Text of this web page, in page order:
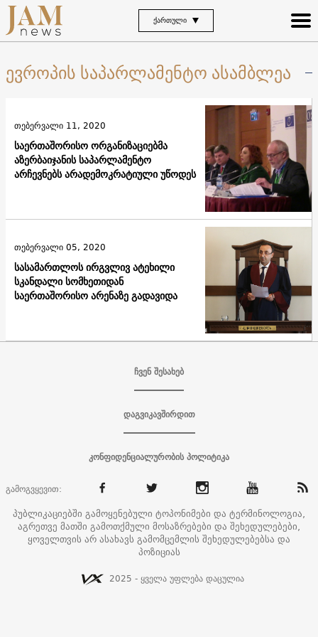
ᲥᲐᲠᲗᲣᲚᲘ
ევროპის საპარლამენტო ასამბლეა
საერთაშორისო ორგანიზაციებმა
აზერბაიჯანის საპარლამენტო
არჩევნებს არადემოკრატიული უწოდეს
თებერვალი 11, 2020
სასამართლოს ირგვლივ ატეხილი
სკანდალი სომხეთიდან
საერთაშორისო არენაზე გადავიდა
თებერვალი 05, 2020
ჩვენ შესახებ
დაგვიკავშირდით
კონფიდენციალურობის პოლიტიკა
გამოგვყევით:
პუბლიკაციებში გამოყენებული ტოპონიმები და ტერმინოლოგია,
აგრეთვე მათში გამოთქმული მოსაზრებები და შეხედულებები,
ყოველთვის არ ასახავს გამომცემლის შეხედულებებსა და
პოზიციას
2025 - ყველა უფლება დაცულია